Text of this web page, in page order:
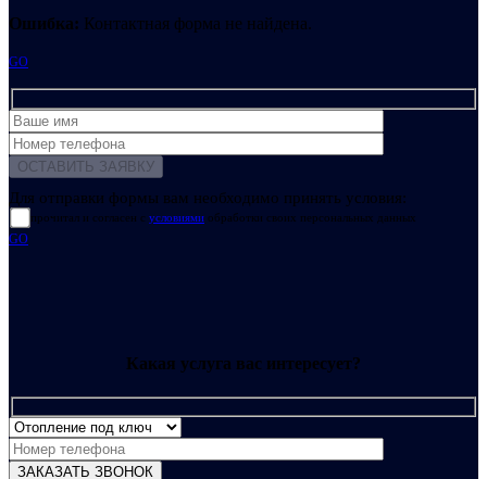
Ошибка: Контактная форма не найдена.
GO
Для отправки формы вам необходимо принять условия:
прочитал и согласен с условиями обработки своих персональных данных
GO
Какая услуга вас интересует?